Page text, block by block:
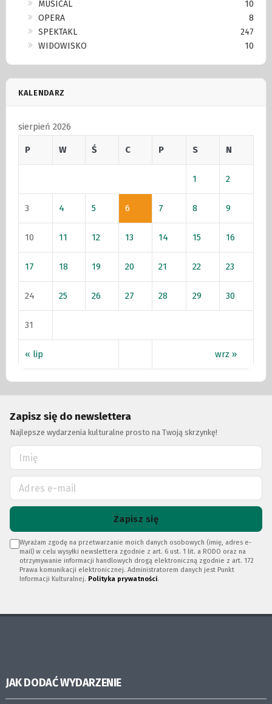
MUSICAL
10
OPERA
8
SPEKTAKL
247
WIDOWISKO
10
KALENDARZ
sierpień 2026
P W Ś C P S N
« lip wrz »
1 2
3 4 5 6 7 8 9
10 11 12 13 14 15 16
17 18 19 20 21 22 23
24 25 26 27 28 29 30
31
Zapisz się do newslettera
Najlepsze wydarzenia kulturalne prosto na Twoją skrzynkę!
Zapisz się
Wyrażam zgodę na przetwarzanie moich danych osobowych (imię, adres e-
mail) w celu wysyłki newslettera zgodnie z art. 6 ust. 1 lit. a RODO oraz na
otrzymywanie informacji handlowych drogą elektroniczną zgodnie z art. 172
Prawa komunikacji elektronicznej. Administratorem danych jest Punkt
Informacji Kulturalnej. Polityka prywatności.
JAK DODAĆ WYDARZENIE